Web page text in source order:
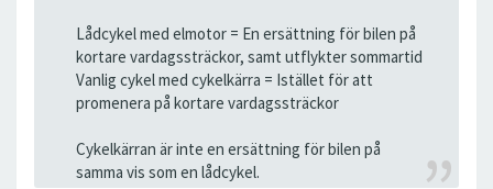
Lådcykel med elmotor = En ersättning för bilen på
kortare vardagssträckor, samt utflykter sommartid
Vanlig cykel med cykelkärra = Istället för att
promenera på kortare vardagssträckor
Cykelkärran är inte en ersättning för bilen på
samma vis som en lådcykel.